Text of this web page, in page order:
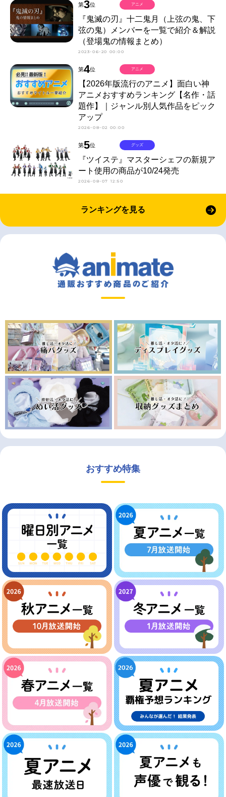
第3位
『鬼滅の刃』十二鬼月（上弦の鬼、下
弦の鬼）メンバーを一覧で紹介＆解説
（登場鬼の情報まとめ）
2023-06-20 00:00
アニメ
第4位
【2026年版流行のアニメ】面白い神
アニメおすすめランキング【名作・話
題作】｜ジャンル別人気作品をピック
アップ
2026-08-02 00:00
アニメ
第5位
『ツイステ』マスターシェフの新規ア
ート使用の商品が10/24発売
2026-08-07 12:50
グッズ
ランキングを見る
おすすめ特集